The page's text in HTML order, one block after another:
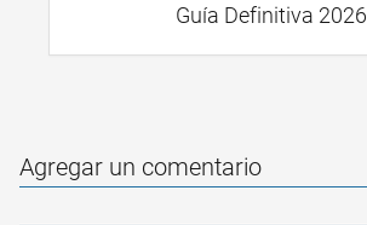
Guía Definitiva 2026
Agregar un comentario